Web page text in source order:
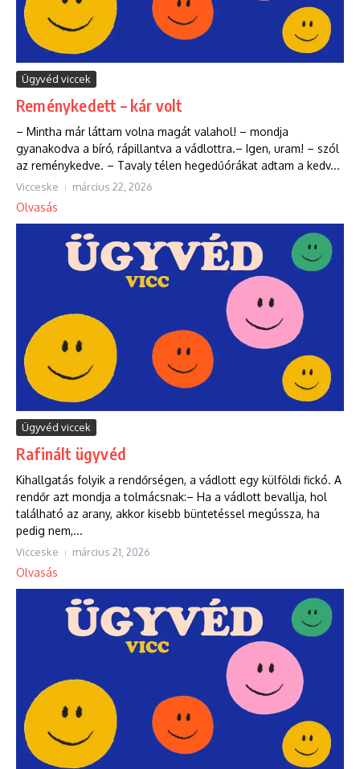
Ügyvéd viccek
Reménykedett – kár volt
– Mintha már láttam volna magát valahol! – mondja
gyanakodva a bíró, rápillantva a vádlottra.– Igen, uram! – szól
az reménykedve. – Tavaly télen hegedűórákat adtam a kedv...
Vicceske március 22, 2026
Olvasás
Ügyvéd viccek
Rafinált ügyvéd
Kihallgatás folyik a rendőrségen, a vádlott egy külföldi fickó. A
rendőr azt mondja a tolmácsnak:– Ha a vádlott bevallja, hol
található az arany, akkor kisebb büntetéssel megússza, ha
pedig nem,...
Vicceske március 21, 2026
Olvasás